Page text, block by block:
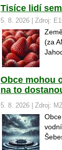
Tisíce lidí
5. 8. 2026 | Zdroj:
(za
Obce mohou
na to
5. 8. 2026 | Zdroj: